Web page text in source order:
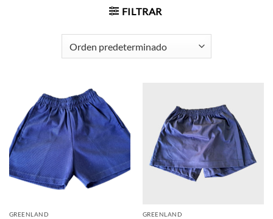
FILTRAR
GREENLAND GREENLAND